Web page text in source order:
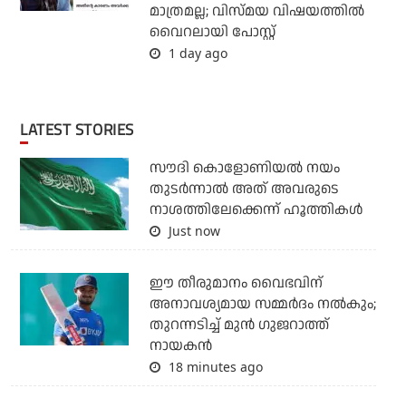
മാത്രമല്ല; വിസ്മയ വിഷയത്തില്‍
വൈറലായി പോസ്റ്റ്
1 day ago
LATEST STORIES
സൗദി കൊളോണിയല്‍ നയം
തുടര്‍ന്നാല്‍ അത് അവരുടെ
നാശത്തിലേക്കെന്ന് ഹൂത്തികള്‍
Just now
ഈ തീരുമാനം വൈഭവിന്
അനാവശ്യമായ സമ്മര്‍ദം നല്‍കും;
തുറന്നടിച്ച് മുന്‍ ഗുജറാത്ത്
നായകന്‍
18 minutes ago